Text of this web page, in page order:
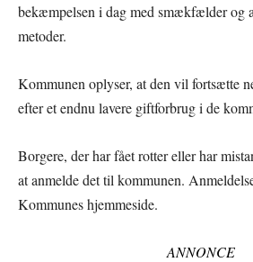
bekæmpelsen i dag med smækfælder og
metoder.
Kommunen oplyser, at den vil fortsætte
efter et endnu lavere giftforbrug i de
Borgere, der har fået rotter eller har
at anmelde det til kommunen.
Kommunes hjemmeside.
ANNONCE